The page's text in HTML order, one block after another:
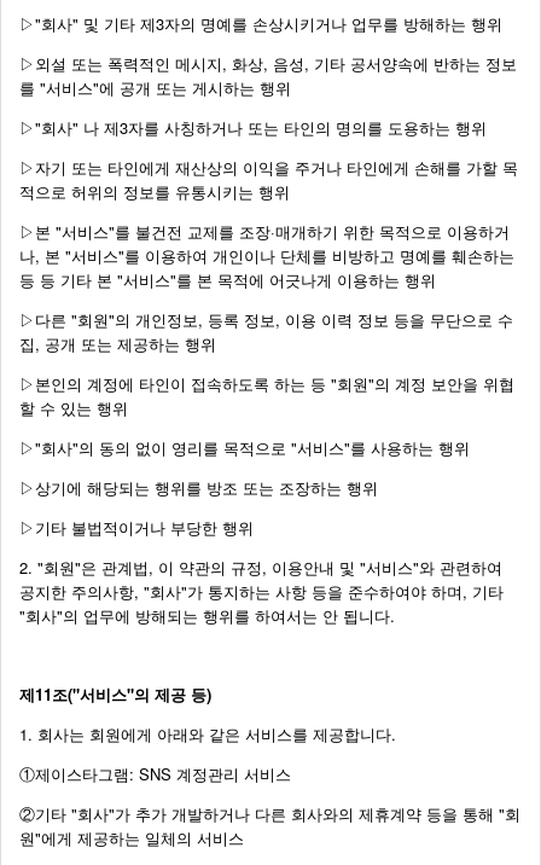
▷"회사" 및 기타 제3자의 명예를 손상시키거나 업무를 방해하는 행위
▷외설 또는 폭력적인 메시지, 화상, 음성, 기타 공서양속에 반하는 정보
를 "서비스"에 공개 또는 게시하는 행위
▷"회사" 나 제3자를 사칭하거나 또는 타인의 명의를 도용하는 행위
▷자기 또는 타인에게 재산상의 이익을 주거나 타인에게 손해를 가할 목
적으로 허위의 정보를 유통시키는 행위
▷본 "서비스"를 불건전 교제를 조장·매개하기 위한 목적으로 이용하거
나, 본 "서비스"를 이용하여 개인이나 단체를 비방하고 명예를 훼손하는
등 등 기타 본 "서비스"를 본 목적에 어긋나게 이용하는 행위
▷다른 "회원"의 개인정보, 등록 정보, 이용 이력 정보 등을 무단으로 수
집, 공개 또는 제공하는 행위
▷본인의 계정에 타인이 접속하도록 하는 등 "회원"의 계정 보안을 위협
할 수 있는 행위
▷"회사"의 동의 없이 영리를 목적으로 "서비스"를 사용하는 행위
▷상기에 해당되는 행위를 방조 또는 조장하는 행위
▷기타 불법적이거나 부당한 행위
2. "회원"은 관계법, 이 약관의 규정, 이용안내 및 "서비스"와 관련하여
공지한 주의사항, "회사"가 통지하는 사항 등을 준수하여야 하며, 기타
"회사"의 업무에 방해되는 행위를 하여서는 안 됩니다.
제11조("서비스"의 제공 등)
1. 회사는 회원에게 아래와 같은 서비스를 제공합니다.
①제이스타그램: SNS 계정관리 서비스
②기타 "회사"가 추가 개발하거나 다른 회사와의 제휴계약 등을 통해 "회
원"에게 제공하는 일체의 서비스